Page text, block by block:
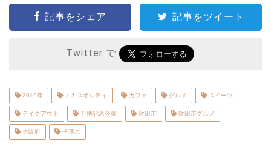
記事をシェア 記事をツイート
Twitter で
2019年 エキスポシティ カフェ グルメ スイーツ
テイクアウト 万博記念公園 吹田市 吹田市グルメ
大阪府 子連れ